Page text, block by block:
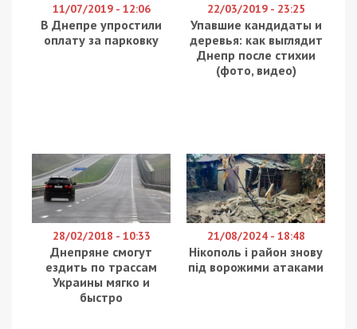
11/07/2019 - 12:06
В Днепре упростили
оплату за парковку
22/03/2019 - 23:25
Упавшие кандидаты и
деревья: как выглядит
Днепр после стихии
(фото, видео)
28/02/2018 - 10:33
Днепряне смогут
ездить по трассам
Украины мягко и
быстро
21/08/2024 - 18:48
Нікополь і район знову
під ворожими атаками